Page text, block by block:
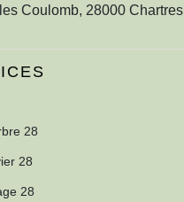
Coulomb, 28000 Chartres
28
28
28